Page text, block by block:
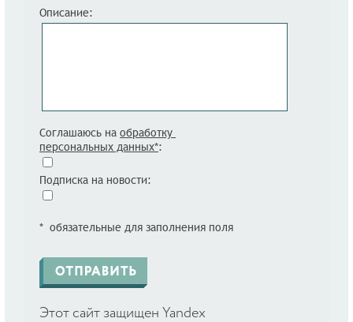
Описание:
Соглашаюсь на обработку
персональных данных*:
Подписка на новости:
* обязательные для заполнения поля
Этот сайт защищен Yandex